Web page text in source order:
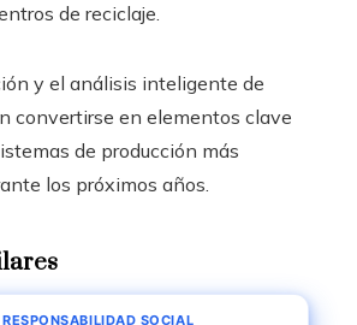
de reciclaje.
y el análisis inteligente de
convertirse en elementos clave
de producción más
los próximos años.
RESPONSABILIDAD SOCIAL